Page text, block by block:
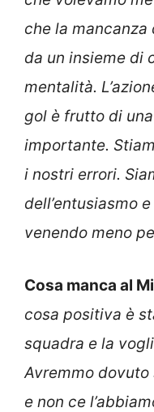
che la
da un insieme di
mentalità.
gol è frutto di
importante.
i nostri errori.
dell’entusiasmo
venendo meno
Cosa manca al
cosa positiva è
squadra e la
Avremmo
e non ce